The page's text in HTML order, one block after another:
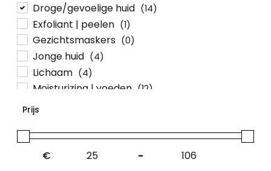
Droge/gevoelige huid (14)
Exfoliant | peelen (1)
Gezichtsmaskers (0)
Jonge huid (4)
Lichaam (4)
Moisturizing | voeden (12)
Nieuw
Pigmentvlekken (2)
Reiniging (1)
Prijs
€ -